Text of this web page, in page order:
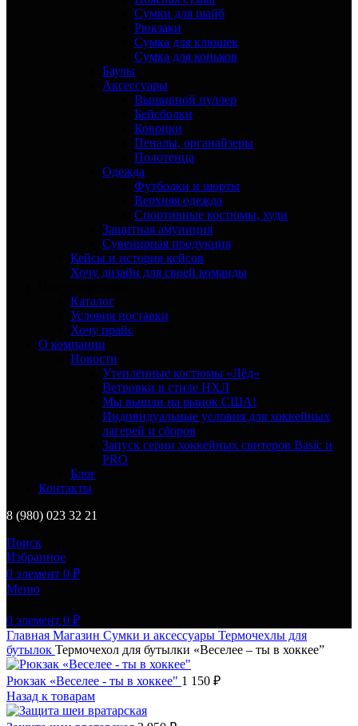
Сумки для шайб
Рюкзаки
Сумка для клюшек
Сумка для коньков
Баулы
Аксессуары
Вышивной пуллер
Бейсболки
Коврики
Пеналы, органайзеры
Полотенца
Одежда
Футболки и шорты
Верхняя одежда
Спортивные костюмы, худи
Защитная амуниция
Сувенирная продукция
Кейсы и история кейсов
Хочу дизайн для своей команды
Каталог
Условия поставки
Хочу прайс
О компании
Новости
Утеплённые костюмы «Лёд»
Ветровки в стиле НХЛ
Мы вышли на рынок США!
Индивидуальные условия для хоккейных
лагерей и сборов
Запуск серии хоккейных свитеров Basic и
PRO
Блог
Контакты
8 (980) 023 32 21
Поиск
Избранное
0 элемент 0 ₽
Меню
0 элемент 0 ₽
Главная Магазин Сумки и аксессуары Термочехлы для
бутылок Термочехол для бутылки «Веселее – ты в хоккее”
Рюкзак «Веселее - ты в хоккее" 1 150 ₽
Назад к товарам